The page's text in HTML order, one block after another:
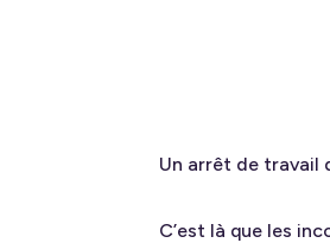
Un arrêt de travail
C’est là que les